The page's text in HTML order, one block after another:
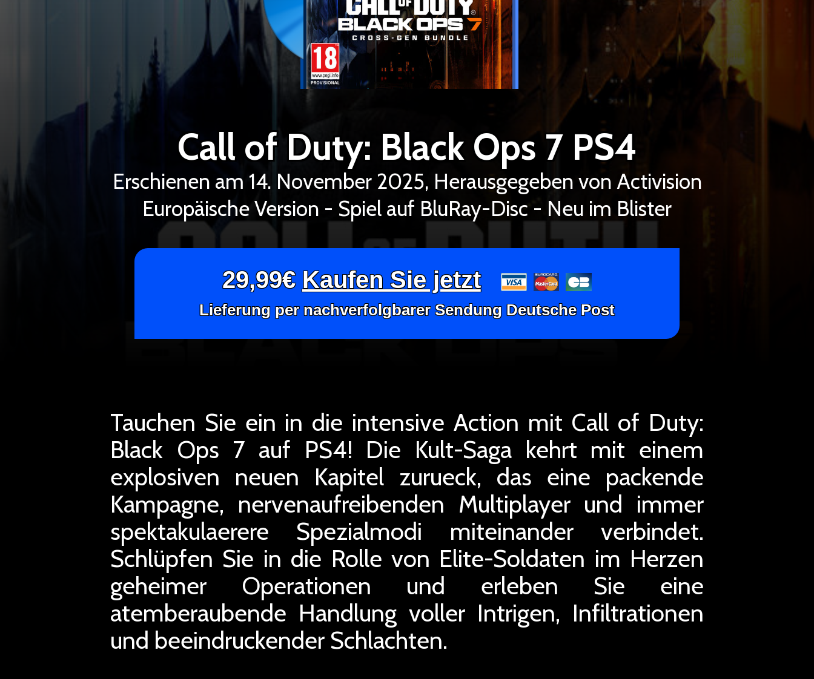
Call of Duty: Black Ops 7 PS4
Erschienen am 14. November 2025, Herausgegeben von Activision
Europäische Version - Spiel auf BluRay-Disc - Neu im Blister
29,99€ Kaufen Sie jetzt
Lieferung per nachverfolgbarer Sendung Deutsche Post
Tauchen Sie ein in die intensive Action mit Call of Duty:
Black Ops 7 auf PS4! Die Kult-Saga kehrt mit einem
explosiven neuen Kapitel zurueck, das eine packende
Kampagne, nervenaufreibenden Multiplayer und immer
spektakulaerere Spezialmodi miteinander verbindet.
Schlüpfen Sie in die Rolle von Elite-Soldaten im Herzen
geheimer Operationen und erleben Sie eine
atemberaubende Handlung voller Intrigen, Infiltrationen
und beeindruckender Schlachten.